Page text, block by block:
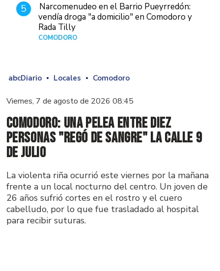
5
Narcomenudeo en el Barrio Pueyrredón:
vendía droga "a domicilio" en Comodoro y
Rada Tilly
COMODORO
abcDiario Locales Comodoro
Viernes, 7 de agosto de 2026 08:45
Comodoro: una pelea entre diez
personas "regó de sangre" la calle 9
de Julio
La violenta riña ocurrió este viernes por la mañana
frente a un local nocturno del centro. Un joven de
26 años sufrió cortes en el rostro y el cuero
cabelludo, por lo que fue trasladado al hospital
para recibir suturas.